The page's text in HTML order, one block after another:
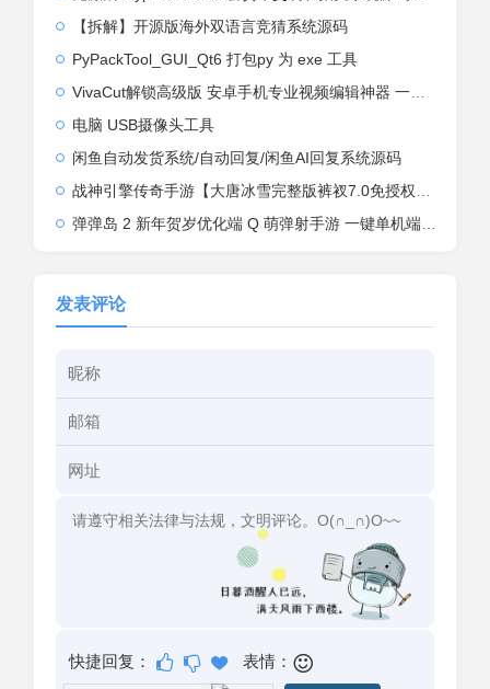
【拆解】开源版海外双语言竞猜系统源码
PyPackTool_GUI_Qt6 打包py 为 exe 工具
VivaCut解锁高级版 安卓手机专业视频编辑神器 一键式AI加持
电脑 USB摄像头工具
闲鱼自动发货系统/自动回复/闲鱼AI回复系统源码
战神引擎传奇手游【大唐冰雪完整版裤衩7.0免授权】2026整理特色服务端+寒冬之城+万象古城+天威大陆+大唐盛世【站长亲测】
弹弹岛 2 新年贺岁优化端 Q 萌弹射手游 一键单机端 + Linux 手工端 + GM 后台 + 安卓 iOS 双端带教程
发表评论
快捷回复： 表情：